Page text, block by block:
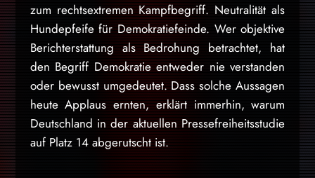
zum rechtsextremen Kampfbegriff. Neutralität als
Hundepfeife für Demokratiefeinde. Wer objektive
Berichterstattung als Bedrohung betrachtet, hat
den Begriff Demokratie entweder nie verstanden
oder bewusst umgedeutet. Dass solche Aussagen
heute Applaus ernten, erklärt immerhin, warum
Deutschland in der aktuellen Pressefreiheitsstudie
auf Platz 14 abgerutscht ist.